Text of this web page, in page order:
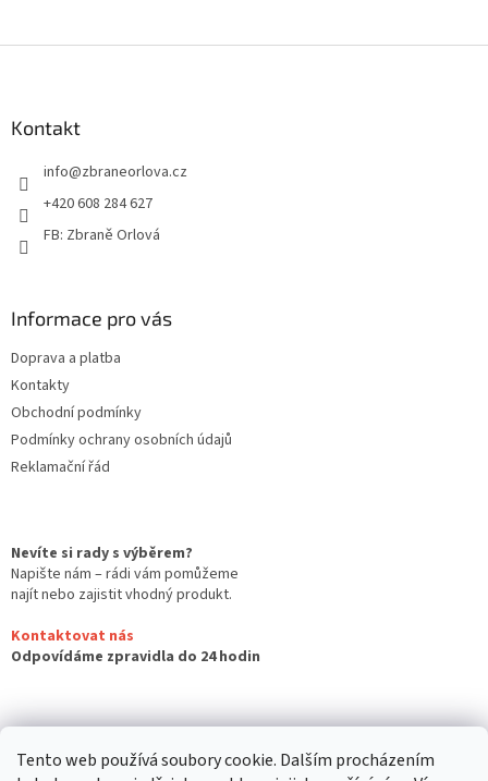
Tento web používá soubory cookie. Dalším procházením
Kontakt
info@zbraneorlova.cz
+420 608 284 627
FB: Zbraně Orlová
Informace pro vás
Doprava a platba
Kontakty
Obchodní podmínky
Podmínky ochrany osobních údajů
Reklamační řád
Nevíte si rady s výběrem?
Napište nám – rádi vám pomůžeme
najít nebo zajistit vhodný produkt.
Kontaktovat nás
Odpovídáme zpravidla do 24 hodin